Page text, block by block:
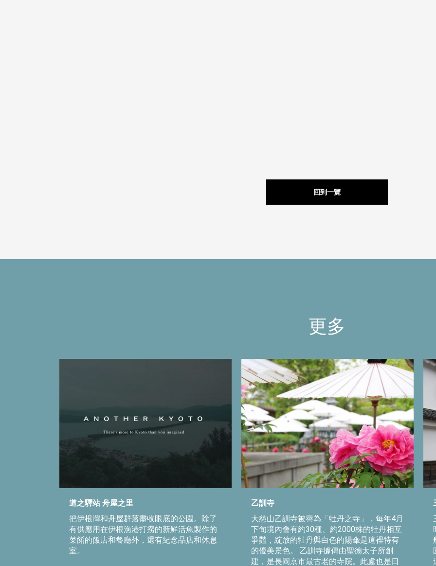
回到一覽
更多
道之驛站 舟屋之里
把伊根灣和舟屋群落盡收眼底的公園。除了
有供應用在伊根漁港打撈的新鮮活魚製作的
菜餚的飯店和餐廳外，還有紀念品店和休息
室。
乙訓寺
大慈山乙訓寺被譽為「牡丹之寺」，每年4月
下旬境內會有約30種、約2000株的牡丹相互
爭豔，綻放的牡丹與白色的陽傘是這裡特有
的優美景色。 乙訓寺據傳由聖德太子所創
建，是長岡京市最古老的寺院。此處也是日